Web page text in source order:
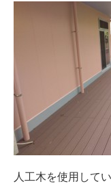
人工木を使用して